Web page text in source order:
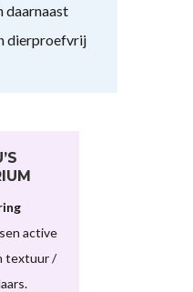
daarnaast
dierproefvrij
active
textuur /